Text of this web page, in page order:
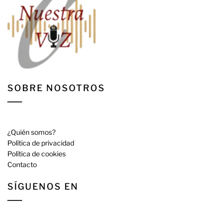
SOBRE NOSOTROS
¿Quién somos?
Política de privacidad
Política de cookies
Contacto
SÍGUENOS EN